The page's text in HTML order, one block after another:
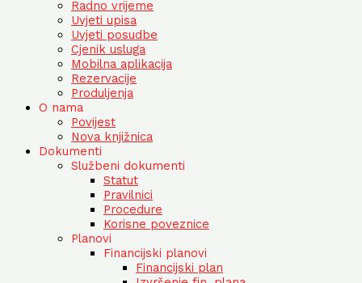
Radno vrijeme
Uvjeti upisa
Uvjeti posudbe
Cjenik usluga
Mobilna aplikacija
Rezervacije
Produljenja
O nama
Povijest
Nova knjižnica
Dokumenti
Službeni dokumenti
Statut
Pravilnici
Procedure
Korisne poveznice
Planovi
Financijski planovi
Financijski plan